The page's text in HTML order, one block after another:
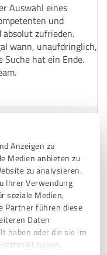
Anzeigen zu
Medien anbieten zu
zu analysieren.
Ihrer Verwendung
soziale Medien,
Partner führen diese
Daten
haben oder die sie im
haben.
Auswahl eines
und
absolut zufrieden.
wann, unaufdringlich,
Suche hat ein Ende.
Empfehlung